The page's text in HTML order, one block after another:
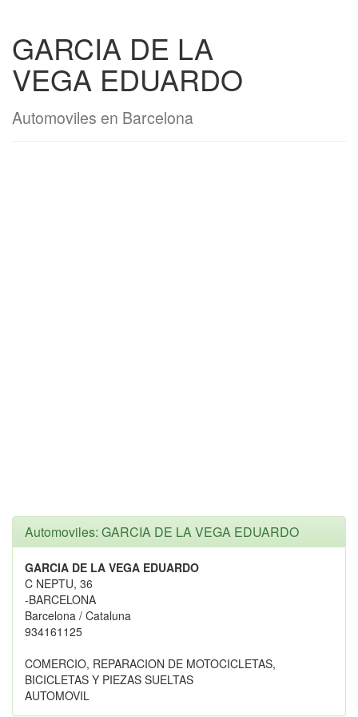
GARCIA DE LA
VEGA EDUARDO
Automoviles en Barcelona
Automoviles: GARCIA DE LA VEGA EDUARDO
GARCIA DE LA VEGA EDUARDO
C NEPTU, 36
-BARCELONA
Barcelona / Cataluna
934161125
COMERCIO, REPARACION DE MOTOCICLETAS,
BICICLETAS Y PIEZAS SUELTAS
AUTOMOVIL